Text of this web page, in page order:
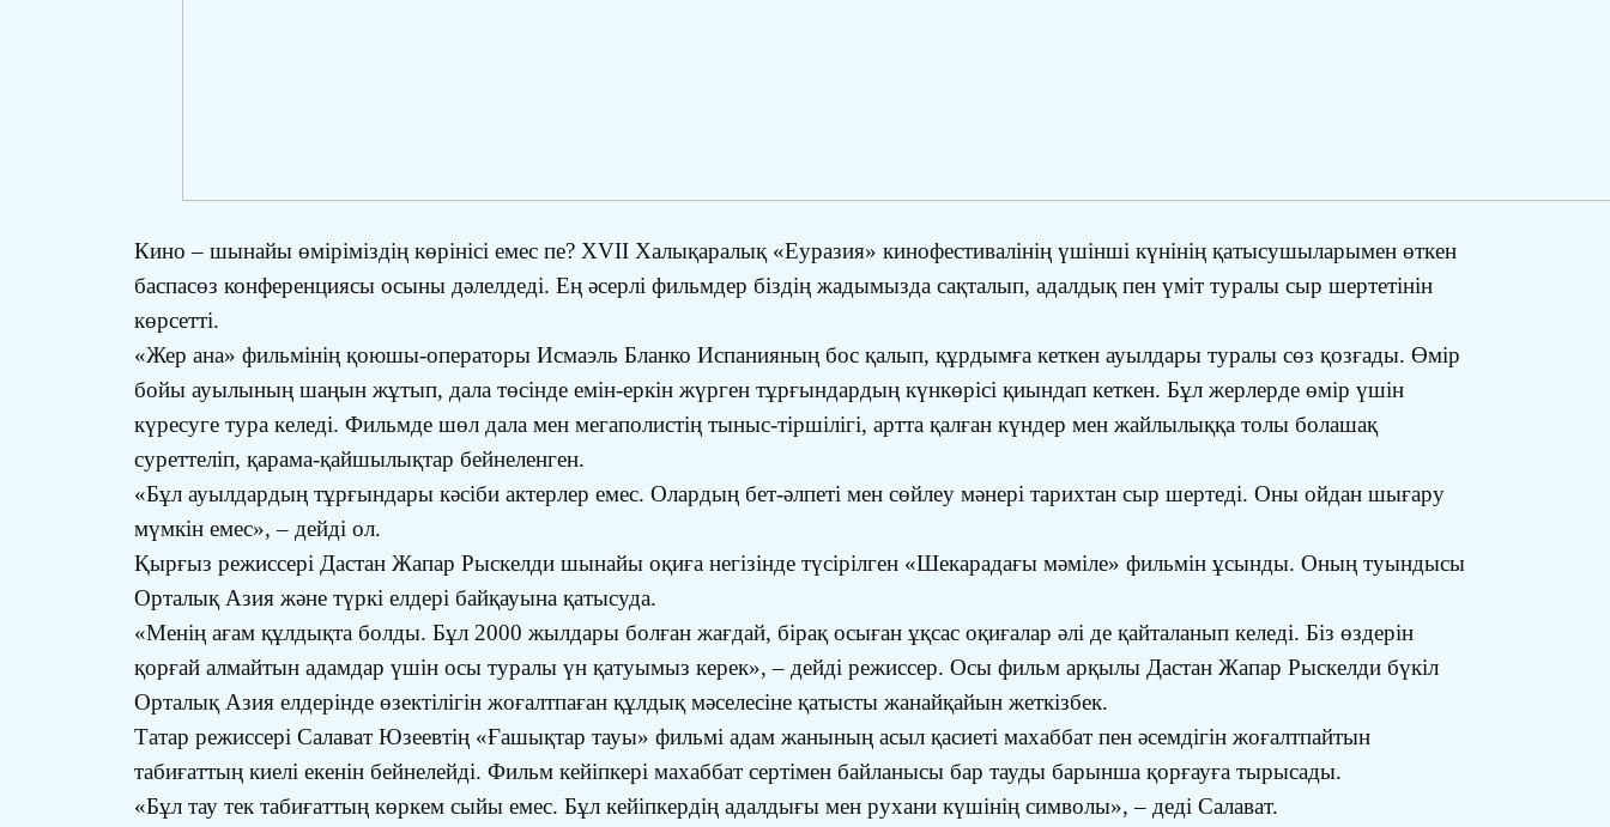
Кино – шынайы өміріміздің көрінісі емес пе? XVII Халықаралық «Еуразия» кинофестивалінің үшінші күнінің қатысушыларымен өткен
баспасөз конференциясы осыны дәлелдеді. Ең әсерлі фильмдер біздің жадымызда сақталып, адалдық пен үміт туралы сыр шертетінін
көрсетті.
«Жер ана» фильмінің қоюшы-операторы Исмаэль Бланко Испанияның бос қалып, құрдымға кеткен ауылдары туралы сөз қозғады. Өмір
бойы ауылының шаңын жұтып, дала төсінде емін-еркін жүрген тұрғындардың күнкөрісі қиындап кеткен. Бұл жерлерде өмір үшін
күресуге тура келеді. Фильмде шөл дала мен мегаполистің тыныс-тіршілігі, артта қалған күндер мен жайлылыққа толы болашақ
суреттеліп, қарама-қайшылықтар бейнеленген.
«Бұл ауылдардың тұрғындары кәсіби актерлер емес. Олардың бет-әлпеті мен сөйлеу мәнері тарихтан сыр шертеді. Оны ойдан шығару
мүмкін емес», – дейді ол.
Қырғыз режиссері Дастан Жапар Рыскелди шынайы оқиға негізінде түсірілген «Шекарадағы мәміле» фильмін ұсынды. Оның туындысы
Орталық Азия және түркі елдері байқауына қатысуда.
«Менің ағам құлдықта болды. Бұл 2000 жылдары болған жағдай, бірақ осыған ұқсас оқиғалар әлі де қайталанып келеді. Біз өздерін
қорғай алмайтын адамдар үшін осы туралы үн қатуымыз керек», – дейді режиссер. Осы фильм арқылы Дастан Жапар Рыскелди бүкіл
Орталық Азия елдерінде өзектілігін жоғалтпаған құлдық мәселесіне қатысты жанайқайын жеткізбек.
Татар режиссері Салават Юзеевтің «Ғашықтар тауы» фильмі адам жанының асыл қасиеті махаббат пен әсемдігін жоғалтпайтын
табиғаттың киелі екенін бейнелейді. Фильм кейіпкері махаббат сертімен байланысы бар тауды барынша қорғауға тырысады.
«Бұл тау тек табиғаттың көркем сыйы емес. Бұл кейіпкердің адалдығы мен рухани күшінің символы», – деді Салават.